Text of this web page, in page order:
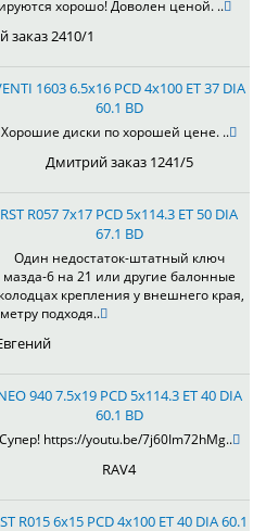
хорошо! Доволен ценой. ..
заказ 2410/1
1603 6.5x16 PCD 4x100 ET 37 DIA
60.1 BD
Хорошие диски по хорошей цене. ..
Дмитрий заказ 1241/5
RST R057 7x17 PCD 5x114.3 ET 50 DIA
67.1 BD
Один недостаток-штатный ключ
мазда-6 на 21 или другие балонные
крепления у внешнего края,
подходя..
940 7.5x19 PCD 5x114.3 ET 40 DIA
60.1 BD
Супер! https://youtu.be/7j60Im72hMg..
RAV4
R015 6x15 PCD 4x100 ET 40 DIA 60.1